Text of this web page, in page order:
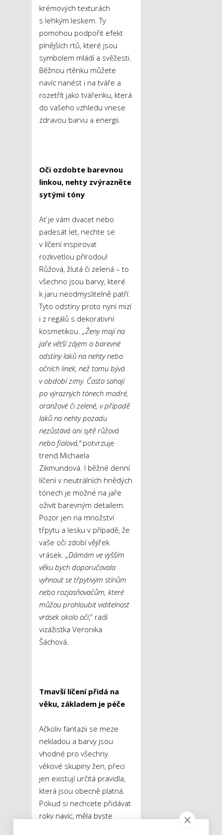
krémových texturách
s lehkým leskem. Ty
pomohou podpořit efekt
plnějších rtů, které jsou
symbolem mládí a svěžesti.
Běžnou rtěnku můžete
navíc nanést i na tváře a
rozetřít jako tvářenku, která
do vašeho vzhledu vnese
zdravou barvu a energii.
Oči ozdobte barevnou
linkou, nehty zvýrazněte
sytými tóny
Ať je vám dvacet nebo
padesát let, nechte se
v líčení inspirovat
rozkvetlou přírodou!
Růžová, žlutá či zelená – to
všechno jsou barvy, které
k jaru neodmyslitelně patří.
Tyto odstíny proto nyní mizí
i z regálů s dekorativní
kosmetikou. „Ženy mají na
jaře větší zájem o barevné
odstíny laků na nehty nebo
očních linek, než tomu bývá
v období zimy. Často sahají
po výrazných tónech modré,
oranžové či zelené, v případě
laků na nehty pozadu
nezůstává ani sytě růžová
nebo fialová,“potvrzuje
trend Michaela
Zikmundová. I běžné denní
líčení v neutrálních hnědých
tónech je možné na jaře
oživit barevným detailem.
Pozor jen na množství
třpytu a lesku v případě, že
vaše oči zdobí vějířek
vrásek. „Dámám ve vyšším
věku bych doporučovala
vyhnout se třpytivým stínům
nebo rozjasňovačům, které
můžou prohloubit viditelnost
vrásek okolo očí,“ radí
vizážistka Veronika
Šáchová.
Tmavší líčení přidá na
věku, základem je péče
Ačkoliv fantazii se meze
nekladou a barvy jsou
vhodné pro všechny
věkové skupiny žen, přeci
jen existují určitá pravidla,
která jsou obecně platná.
Pokud si nechcete přidávat
roky navíc, měla byste